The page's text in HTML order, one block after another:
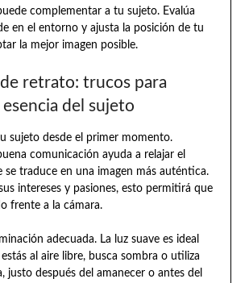
complementar a tu sujeto. Evalúa
en el entorno y ajusta la posición de tu
la mejor imagen posible.
retrato: trucos para
del sujeto
sujeto desde el primer momento.
comunicación ayuda a relajar el
se traduce en una imagen más auténtica.
intereses y pasiones, esto permitirá que
frente a la cámara.
adecuada. La luz suave es ideal
al aire libre, busca sombra o utiliza
justo después del amanecer o antes del